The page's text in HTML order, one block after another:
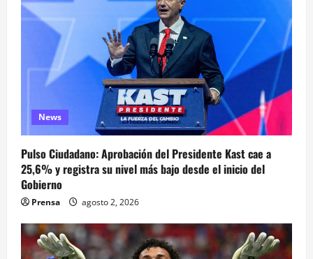
News
Pulso Ciudadano: Aprobación del Presidente Kast cae a
25,6% y registra su nivel más bajo desde el inicio del
Gobierno
Prensa agosto 2, 2026